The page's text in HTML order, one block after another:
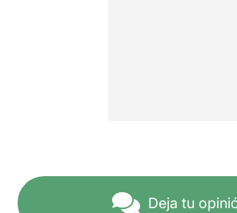
Deja tu